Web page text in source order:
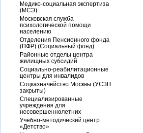
Медико-социальная экспертиза
(МСЭ)
Московская служба
психологической помощи
населению
Отделения Пенсионного фонда
(ПФР) (Социальный фонд)
Районные отделы центра
жилищных субсидий
Социально-реабилитационные
центры для инвалидов
Соцказначейство Москвы (УСЗН
закрыты)
Специализированные
учреждения для
несовершеннолетних
Учебно-методический центр
«Детство»